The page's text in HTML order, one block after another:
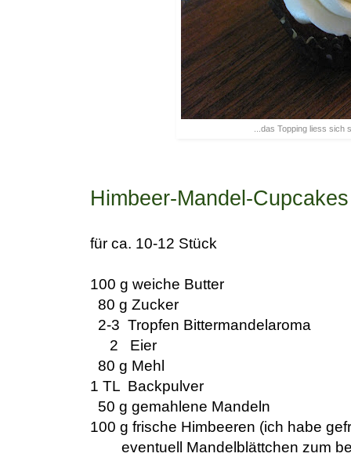
...das Topping liess sich
Himbeer-Mandel-Cupcakes
für ca. 10-12 Stück
100 g weiche Butter
80 g Zucker
2-3 Tropfen Bittermandelaroma
2 Eier
80 g Mehl
1 TL Backpulver
50 g gemahlene Mandeln
100 g frische Himbeeren (ich habe
eventuell Mandelblättchen zum